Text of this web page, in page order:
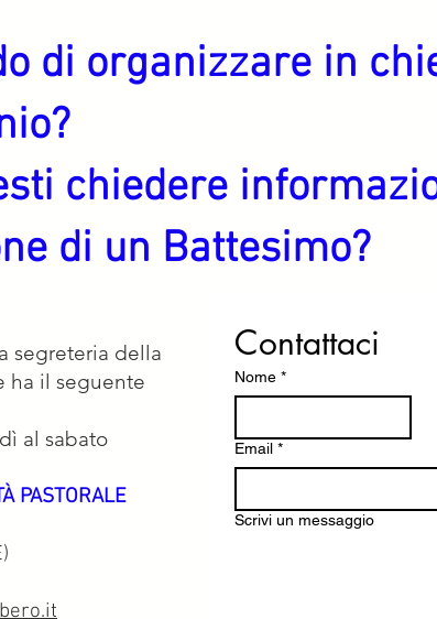
di organizzare in
chiedere
di un Battesimo?
segreteria della
ha il seguente
al sabato
PASTORALE
Contattaci
Nome *
Email *
Scrivi un messaggio